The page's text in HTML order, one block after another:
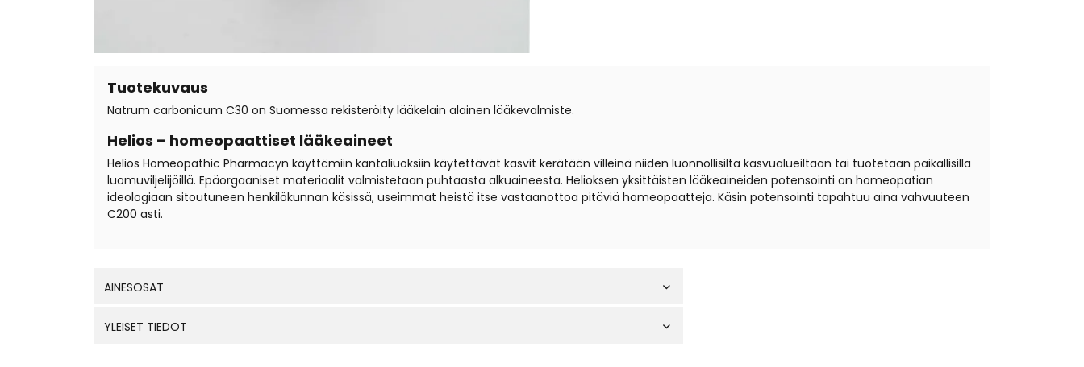
Tuotekuvaus
Natrum carbonicum C30 on Suomessa rekisteröity lääkelain alainen lääkevalmiste.
Helios – homeopaattiset lääkeaineet
Helios Homeopathic Pharmacyn käyttämiin kantaliuoksiin käytettävät kasvit kerätään villeinä niiden luonnollisilta kasvualueiltaan tai tuotetaan paikallisilla
luomuviljelijöillä. Epäorgaaniset materiaalit valmistetaan puhtaasta alkuaineesta. Helioksen yksittäisten lääkeaineiden potensointi on homeopatian
ideologiaan sitoutuneen henkilökunnan käsissä, useimmat heistä itse vastaanottoa pitäviä homeopaatteja. Käsin potensointi tapahtuu aina vahvuuteen
C200 asti.
AINESOSAT
YLEISET TIEDOT